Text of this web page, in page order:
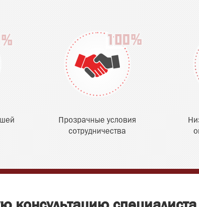
Прозрачные условия
сотрудничества